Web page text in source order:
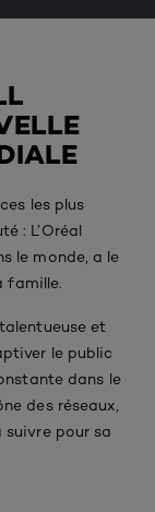
les plus
: L’Oréal
le monde, a le
famille.
et
le public
dans le
des réseaux,
suivre pour sa